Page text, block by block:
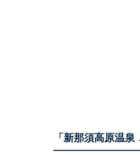
「新那須高原温